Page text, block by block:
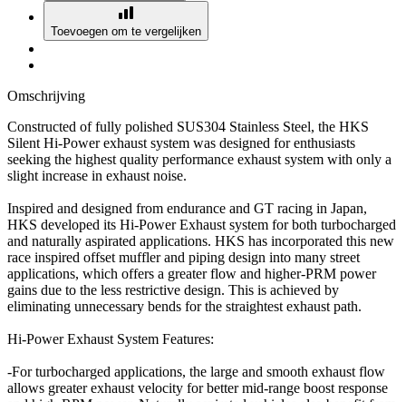
Toevoegen om te vergelijken
Omschrijving
Constructed of fully polished SUS304 Stainless Steel, the HKS
Silent Hi-Power exhaust system was designed for enthusiasts
seeking the highest quality performance exhaust system with only a
slight increase in exhaust noise.
Inspired and designed from endurance and GT racing in Japan,
HKS developed its Hi-Power Exhaust system for both turbocharged
and naturally aspirated applications. HKS has incorporated this new
race inspired offset muffler and piping design into many street
applications, which offers a greater flow and higher-PRM power
gains due to the less restrictive design. This is achieved by
eliminating unnecessary bends for the straightest exhaust path.
Hi-Power Exhaust System Features:
-For turbocharged applications, the large and smooth exhaust flow
allows greater exhaust velocity for better mid-range boost response